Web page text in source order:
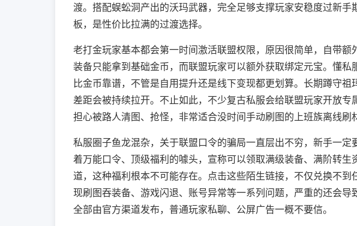
渡。搭配蜈蚣洞产出的沃玛武器，完全足够支撑玩家安稳度过新
板，是性价比拉满的过渡选择。
老打金玩家基本都会第一时间激活联盟权限，原因很简单，自带
装备只能拿到基础金币，而联盟玩家可以额外获取绑定元宝。懂
比金币靠谱，不管是自用提升还是线下变现都更划算。长期蹲守
差距会被持续拉开。不止如此，不少复古私服会给联盟玩家开放
担心被路人清图、抢怪，非常适合没时间手动刷图的上班族离线刷
私服圈子鱼龙混杂，关于联盟口令的骗局一直层出不穷，新手一
着万能口令、顶级福利的噱头，宣称可以领取满级装备、满阶转
道，这种福利根本不可能存在。点击这些陌生链接，不仅兑换不
现刷图吞装备、游戏闪退、账号异常等一系列问题，严重的还会导
全部由官方渠道发布，普通玩家私聊、公屏广告一概不要信。